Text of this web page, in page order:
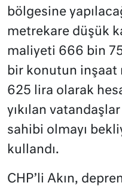
bölgesine
metrekare düşük
maliyeti 666 bin
bir konutun inşaat
625 lira olarak
yıkılan
sahibi olmayı
kullandı.
CHP’li Akın,